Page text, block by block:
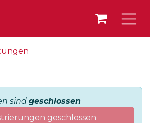
sind geschlossen
geschlossen